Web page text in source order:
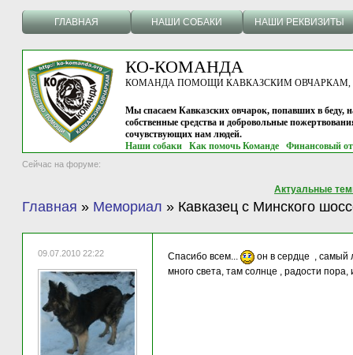
ГЛАВНАЯ НАШИ СОБАКИ НАШИ РЕКВИЗИТЫ
КО-КОМАНДА
КОМАНДА ПОМОЩИ КАВКАЗСКИМ ОВЧАРКАМ, г.
Мы спасаем Кавказских овчарок, попавших в беду,
собственные средства и добровольные
сочувствующих нам людей.
Наши собаки
Как помочь Команде Финансовый
Сейчас на форуме:
Актуальные
Главная » Мемориал » Кавказец с Минского
09.07.2010 22:22 Спасибо всем...
он в сердце , самый
много света, там солнце , радости пора,